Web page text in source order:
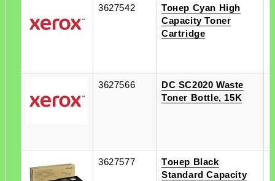
3627542
Тонер Cyan High
Capacity Toner
Cartridge
3627566
DC SC2020 Waste
Toner Bottle, 15K
3627577
Tонер Black
Standard Capacity